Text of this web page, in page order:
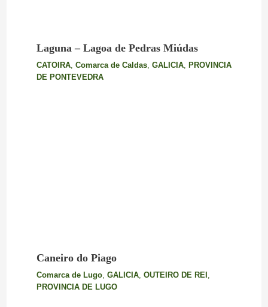
Laguna – Lagoa de Pedras Miúdas
CATOIRA, Comarca de Caldas, GALICIA, PROVINCIA
DE PONTEVEDRA
Caneiro do Piago
Comarca de Lugo, GALICIA, OUTEIRO DE REI ,
PROVINCIA DE LUGO